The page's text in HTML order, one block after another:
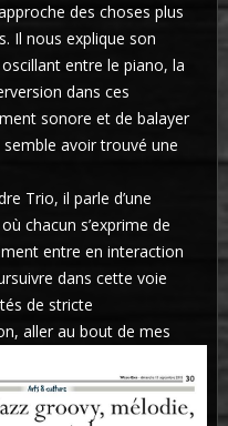
des choses plus
Il nous explique son
entre le piano, la
dans ces
sonore et de balayer
avoir trouvé une
Trio, il parle d’une
chacun s’exprime de
entre en interaction
dans cette voie
de stricte
aller au bout de mes